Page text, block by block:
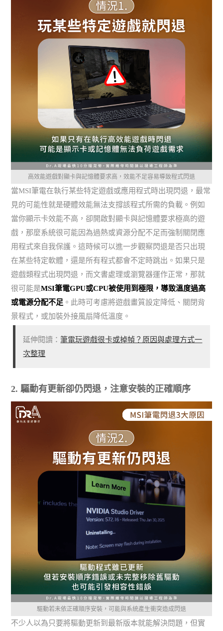
高效能遊戲對顯卡與記憶體要求高，效能不足容易導致程式閃退
當MSI筆電在執行某些特定遊戲或應用程式時出現閃退，最常
見的可能性就是硬體效能無法支撐該程式所需的負載。例如
當你顯示卡效能不高，卻開啟對顯卡與記憶體要求極高的遊
戲，那麼系統很可能因為過熱或資源分配不足而強制關閉應
用程式來自我保護。這時候可以進一步觀察閃退是否只出現
在某些特定軟體，還是所有程式都會不定時跳出。如果只是
遊戲類程式出現閃退，而文書處理或瀏覽器運作正常，那就
很可能是MSI筆電GPU或CPU被使用到極限，導致溫度過高
或電源分配不足 。此時可考慮將遊戲畫質設定降低、關閉背
景程式，或加裝外接風扇降低溫度。
延伸閱讀：筆電玩遊戲很卡或掉幀？原因與處理方式一
次整理
2. 驅動有更新卻仍閃退，注意安裝的正確順序
驅動若未依正確順序安裝，可能與系統產生衝突造成閃退
不少人以為只要將驅動更新到最新版本就能解決問題，但實